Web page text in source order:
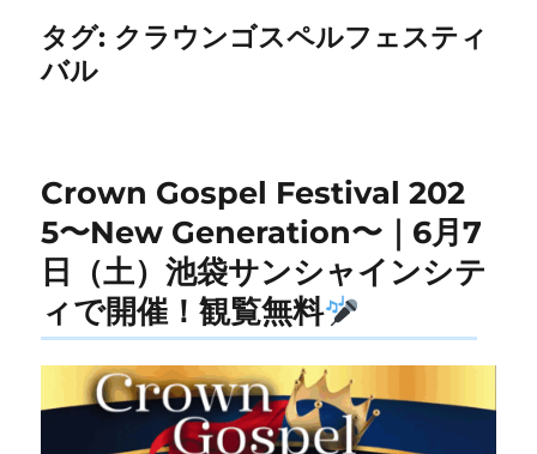
タグ: クラウンゴスペルフェスティ
バル
Crown Gospel Festival 202
5〜New Generation〜｜6月7
日（土）池袋サンシャインシテ
ィで開催！観覧無料